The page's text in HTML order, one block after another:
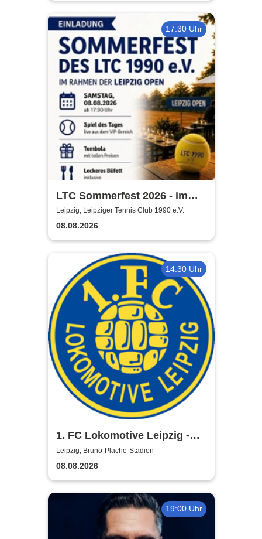
17:30 Uhr
LTC Sommerfest 2026 - im
Rahmen der Leipzig Open
Leipzig, Leipziger Tennis Club 1990 e.V.
08.08.2026
14:30 Uhr
1. FC Lokomotive Leipzig -
Regionalliga Nordost
2026/2027
Leipzig, Bruno-Plache-Stadion
08.08.2026
19:00 Uhr